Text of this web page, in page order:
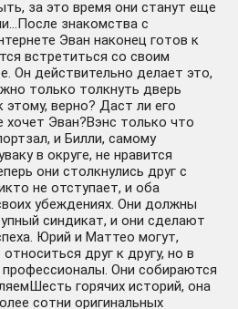
за это время они станут еще
знакомства с
Эван наконец готов к
встретиться со своим
Он действительно делает это,
только толкнуть дверь
верно? Даст ли его
хочет Эван?Вэнс только что
и Билли, самому
в округе, не нравится
они столкнулись друг с
не отступает, и оба
убеждениях. Они должны
синдикат, и они сделают
Юрий и Маттео могут,
друг к другу, но в
Они собираются
горячих историй, она
сотни оригинальных